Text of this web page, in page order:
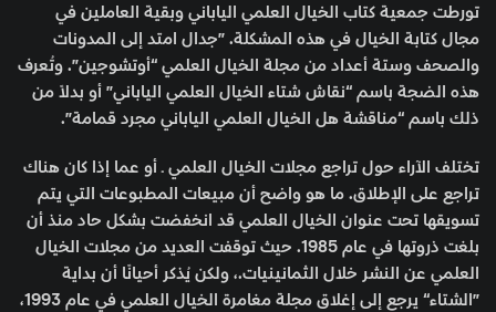
تورطت جمعية كتاب الخيال العلمي الياباني وبقية العاملين في
مجال كتابة الخيال في هذه المشكلة. ”جدال امتد إلى المدونات
والصحف وستة أعداد من مجلة الخيال العلمي “أوتشوجين”. وتُعرف
هذه الضجة باسم “نقاش شتاء الخيال العلمي الياباني” أو بدلاً من
ذلك باسم “مناقشة هل الخيال العلمي الياباني مجرد قمامة”.
تختلف الآراء حول تراجع مجلات الخيال العلمي ــ أو عما إذا كان هناك
تراجع على الإطلاق. ما هو واضح أن مبيعات المطبوعات التي يتم
تسويقها تحت عنوان الخيال العلمي قد انخفضت بشكل حاد منذ أن
بلغت ذروتها في عام 1985. حيث توقفت العديد من مجلات الخيال
العلمي عن النشر خلال الثمانينيات.، ولكن يُذكر أحيانًا أن بداية
”الشتاء“ يرجع إلى إغلاق مجلة مغامرة الخيال العلمي في عام 1993،